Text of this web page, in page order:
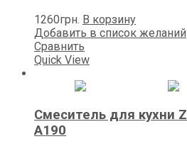
1260грн. В корзину
Добавить в список желаний
Сравнить
Quick View
Смеситель для кухни
A190